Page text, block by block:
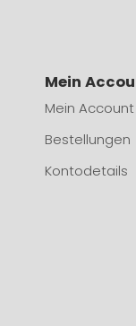
Mein
Mein Account
Bestellungen
Kontodetails